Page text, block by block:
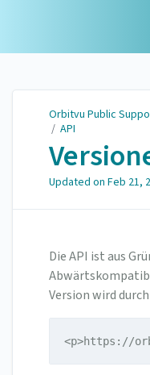
Orbitvu Public
/ API
Updated on Feb 21,
Die API ist aus
Version wird
<p>https://